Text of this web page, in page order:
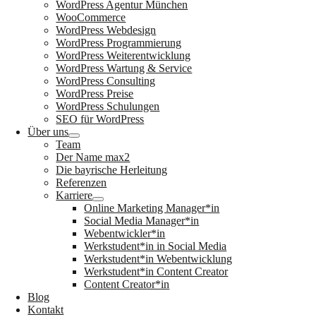
WordPress Agentur München
WooCommerce
WordPress Webdesign
WordPress Programmierung
WordPress Weiterentwicklung
WordPress Wartung & Service
WordPress Consulting
WordPress Preise
WordPress Schulungen
SEO für WordPress
Über uns
Team
Der Name max2
Die bayrische Herleitung
Referenzen
Karriere
Online Marketing Manager*in
Social Media Manager*in
Webentwickler*in
Werkstudent*in in Social Media
Werkstudent*in Webentwicklung
Werkstudent*in Content Creator
Content Creator*in
Blog
Kontakt